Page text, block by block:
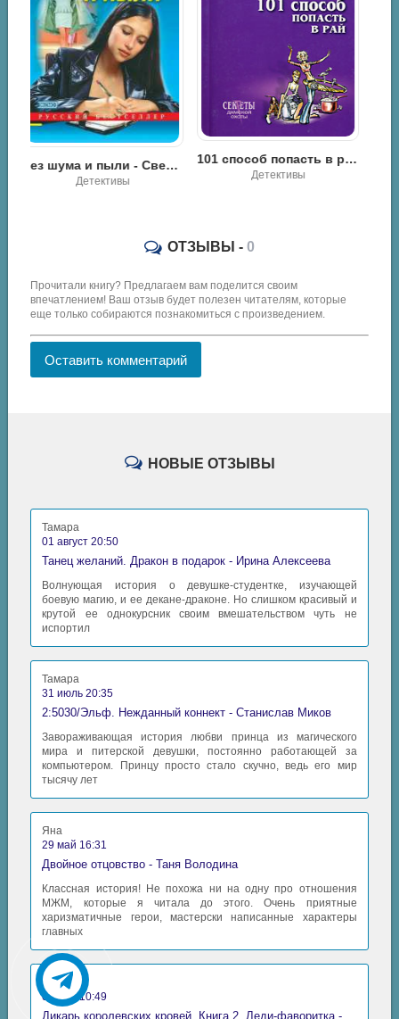
Роман
ОТЗЫВЫ - 0
Прочитали книгу? Предлагаем вам поделится своим
впечатлением! Ваш отзыв будет полезен читателям, которые
еще только собираются познакомиться с произведением.
Оставить комментарий
НОВЫЕ ОТЗЫВЫ
Тамара
01 август 20:50
Танец желаний. Дракон в подарок - Ирина Алексеева
Волнующая история о девушке-студентке, изучающей
боевую магию, и ее декане-драконе. Но слишком красивый и
крутой ее однокурсник своим вмешательством чуть не
испортил
Тамара
31 июль 20:35
2:5030/Эльф. Нежданный коннект - Станислав Миков
Завораживающая история любви принца из магического
мира и питерской девушки, постоянно работающей за
компьютером. Принцу просто стало скучно, ведь его мир
тысячу лет
Яна
29 май 16:31
Двойное отцовство - Таня Володина
Классная история! Не похожа ни на одну про отношения
МЖМ, которые я читала до этого. Очень приятные
харизматичные герои, мастерски написанные характеры
главных
Аида
06 май 10:49